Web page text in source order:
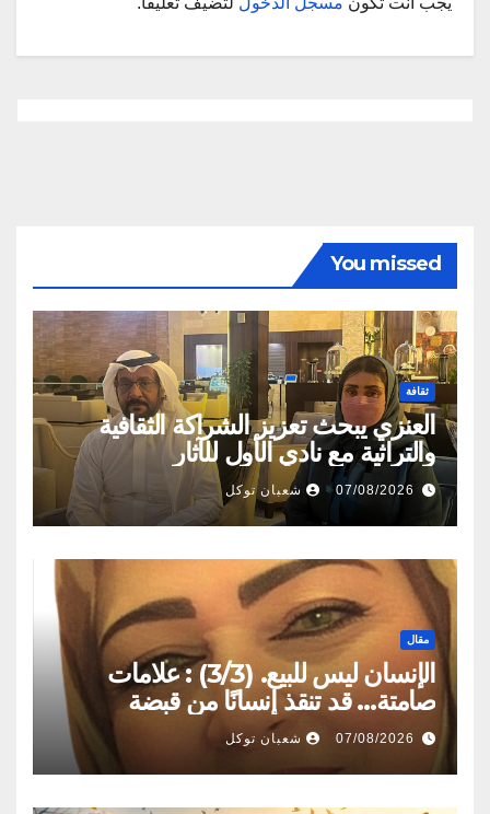
You missed
ثقافة
العنزي يبحث تعزيز الشراكة الثقافية
والتراثية مع نادي الأول للآثار
07/08/2026 شعبان توكل
مقال
الإنسان ليس للبيع. (3/3) : علامات
صامتة… قد تنقذ إنسانًا من قبضة
المتاجرين بالبشر
07/08/2026 شعبان توكل